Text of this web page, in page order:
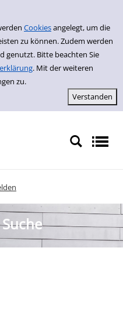
Cookiesangelegt, um die
zu können. Zudem werden
genutzt. Bitte beachten Sie
. Mit der weiteren
zu.